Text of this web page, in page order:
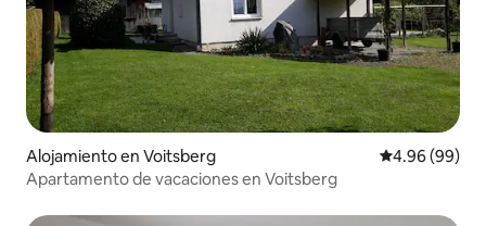
Alojamiento en Voitsberg Calificación
4.96 (99)
Apartamento de vacaciones en Voitsberg